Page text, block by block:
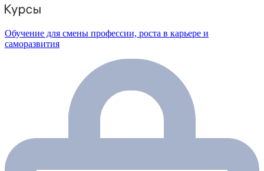
Обучение для смены профессии, роста в карьере и
саморазвития